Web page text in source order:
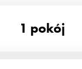
1 pokój